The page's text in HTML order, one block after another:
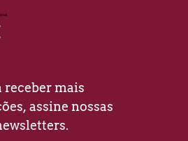
receber mais
assine nossas